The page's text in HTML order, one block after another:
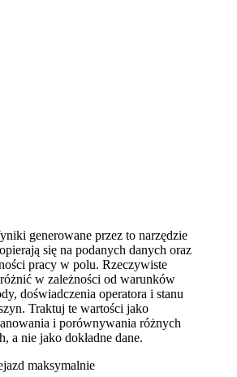
generowane przez to narzędzie
się na podanych danych oraz
pracy w polu. Rzeczywiste
w zależności od warunków
doświadczenia operatora i stanu
Traktuj te wartości jako
i porównywania różnych
a nie jako dokładne dane.
maksymalnie